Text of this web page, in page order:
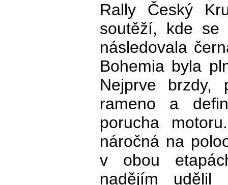
Rally Český
soutěží, kde se
následovala
Bohemia byla
Nejprve brzdy,
rameno a
porucha
náročná na
v obou
nadějím udělil